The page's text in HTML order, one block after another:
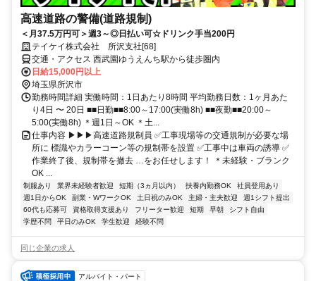
高速道路の警備(道路規制)
＜月37.5万円可＞週3～◎日払い可☆ドリンク手当200円
テイケイ株式会社 所沢支社[68]
交通・アクセス 西武園ゆうえんち駅から徒歩圏内
日給15,000円以上
埼玉県所沢市
勤務時間詳細 実働時間：1日あたり8時間 平均勤務日数：1ヶ月あた
り4日 〜 20日 ■■日勤■■8:00～17:00(実働8h) ■■夜勤■■20:00～
5:00(実働8h) ＊週1日～OK ＊土...
仕事内容 ▶▶▶高速道路規制員 ✅工事現場等の交通規制が必要な場
所に 標識やカラーコーン等の規制帯を設置 ✅工事中は車両の誘導 ✅
作業終了後、規制帯を撤去 …をお任せします！ ＊未経験・ブランク
OK ...
制服あり 業界未経験者歓迎 短期（3ヵ月以内） 扶養内勤務OK
社員登用あり
週1日からOK
副業・WワークOK 土日祝のみOK 主婦・主夫歓迎
週1シフト提出
60代も応募可
資格取得支援あり フリーター歓迎 短期 早朝
シフト自由
学歴不問
平日のみOK 学生歓迎 経験不問
同じ企業の求人
アルバイト・パート